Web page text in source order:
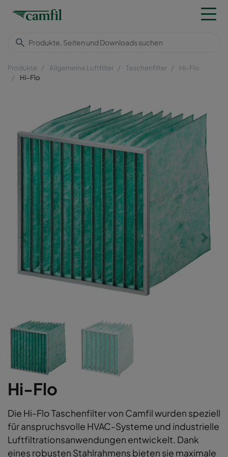
Produkte Allgemeine Luftfilter Taschenfilter
Hi-Flo
Hi-Flo
Hi-Flo
Die Hi-Flo Taschenfilter von Camfil wurden speziell
für anspruchsvolle HVAC-Systeme und industrielle
Luftfiltrationsanwendungen entwickelt. Dank
eines robusten Stahlrahmens bieten sie maximale